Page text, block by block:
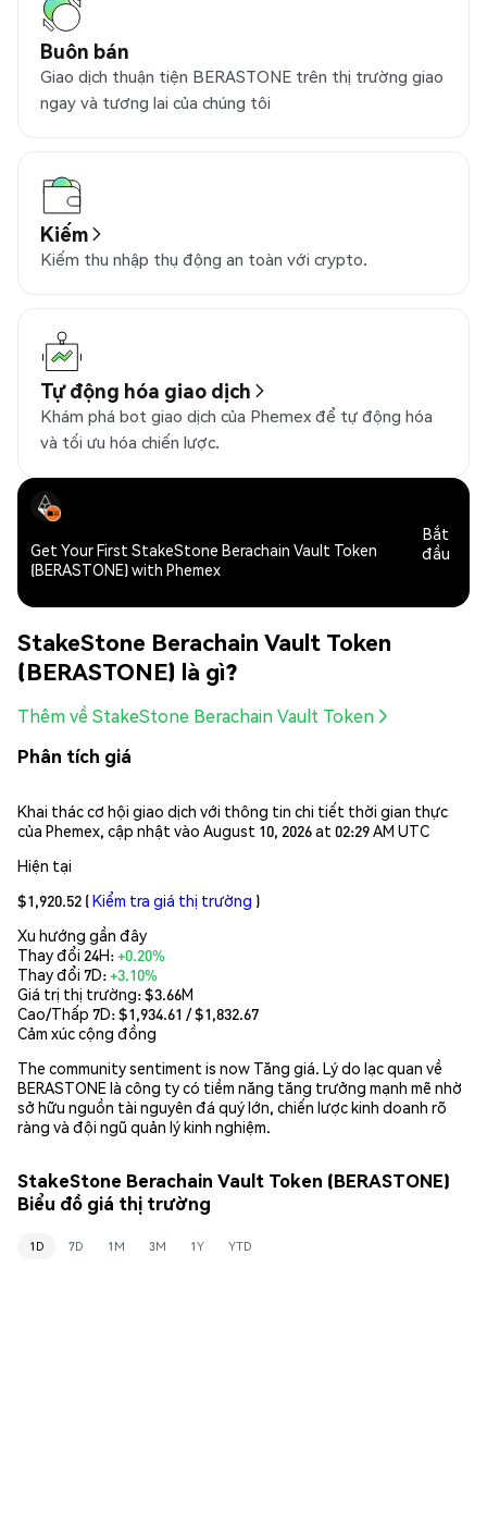
Buôn bán
Giao dịch thuận tiện BERASTONE trên thị trường giao
ngay và tương lai của chúng tôi
Kiếm
Kiếm thu nhập thụ động an toàn với crypto.
Tự động hóa giao dịch
Khám phá bot giao dịch của Phemex để tự động hóa
và tối ưu hóa chiến lược.
Get Your First StakeStone Berachain Vault Token
(BERASTONE) with Phemex
Bắt
đầu
StakeStone Berachain Vault Token
(BERASTONE) là gì?
Thêm về StakeStone Berachain Vault Token
Phân tích giá
Khai thác cơ hội giao dịch với thông tin chi tiết thời gian thực
của Phemex, cập nhật vào August 10, 2026 at 02:29 AM UTC
Hiện tại
$1,920.52 (Kiểm tra giá thị trường )
Xu hướng gần đây
Thay đổi 24H:+0.20%
Thay đổi 7D:+3.10%
Giá trị thị trường:$3.66M
Cao/Thấp 7D: $1,934.61 / $1,832.67
Cảm xúc cộng đồng
The community sentiment is now Tăng giá. Lý do lạc quan về
BERASTONE là công ty có tiềm năng tăng trưởng mạnh mẽ nhờ
sở hữu nguồn tài nguyên đá quý lớn, chiến lược kinh doanh rõ
ràng và đội ngũ quản lý kinh nghiệm.
StakeStone Berachain Vault Token (BERASTONE)
Biểu đồ giá thị trường
1D 7D 1M 3M 1Y YTD